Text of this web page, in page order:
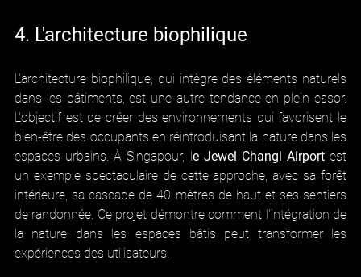
4. L'architecture biophilique
L'architecture biophilique, qui intègre des éléments naturels
dans les bâtiments, est une autre tendance en plein essor.
L'objectif est de créer des environnements qui favorisent le
bien-être des occupants en réintroduisant la nature dans les
espaces urbains. À Singapour, le Jewel Changi Airport est
un exemple spectaculaire de cette approche, avec sa forêt
intérieure, sa cascade de 40 mètres de haut et ses sentiers
de randonnée. Ce projet démontre comment l'intégration de
la nature dans les espaces bâtis peut transformer les
expériences des utilisateurs.